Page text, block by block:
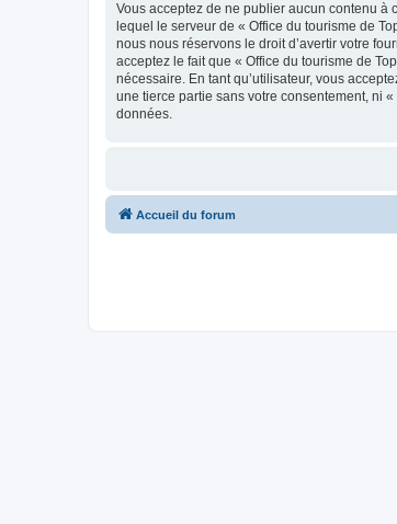
Vous acceptez de ne publier aucun contenu à
lequel le serveur de « Office du tourisme de
nous nous réservons le droit d’avertir votre
acceptez le fait que « Office du tourisme de
nécessaire. En tant qu’utilisateur, vous
une tierce partie sans votre consentement, ni
données.
Accueil du forum